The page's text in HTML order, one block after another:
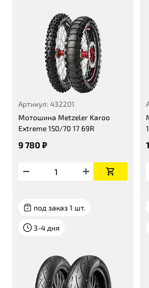
Артикул: 432201
Мотошина Metzeler Karoo
Extreme 150/70 17 69R
9 780 ₽
под заказ 1 шт.
3-4 дня